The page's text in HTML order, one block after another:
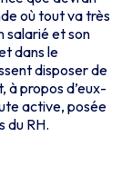
où tout va très
salarié et son
dans le
disposer de
à propos d’eux-
active, posée
du RH.